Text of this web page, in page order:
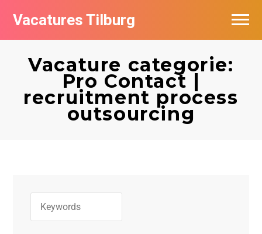
Vacatures Tilburg
Vacature categorie:
Pro Contact |
recruitment process
outsourcing
Vacatures per bedrijf
De populairste vacatures in Tilburg
Nieuwsbrief feed